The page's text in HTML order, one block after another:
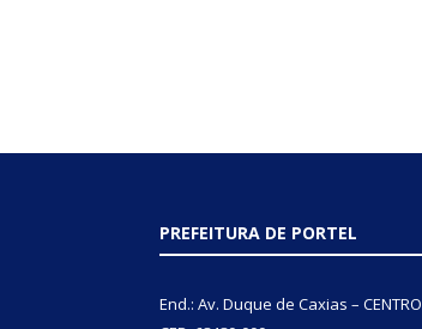
PREFEITURA DE PORTEL
End.: Av. Duque de Caxias – CENTRO